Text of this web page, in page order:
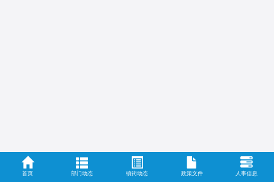
首页 部门动态 镇街动态 政策文件 人事信息